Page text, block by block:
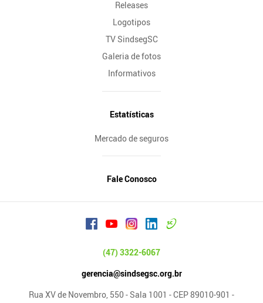
Releases
Logotipos
TV SindsegSC
Galeria de fotos
Informativos
Estatísticas
Mercado de seguros
Fale Conosco
(47) 3322-6067
gerencia@sindsegsc.org.br
Rua XV de Novembro, 550 - Sala 1001 - CEP 89010-901 -